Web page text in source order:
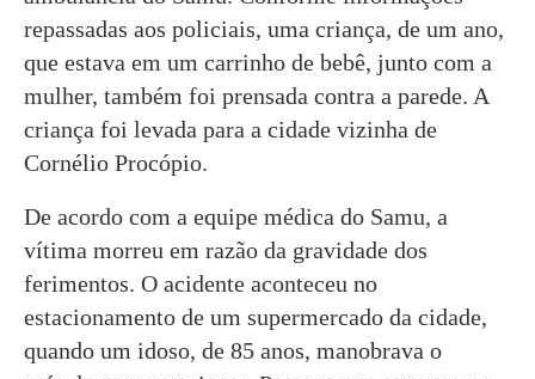
repassadas aos policiais, uma criança, de um ano,
que estava em um carrinho de bebê, junto com a
mulher, também foi prensada contra a parede. A
criança foi levada para a cidade vizinha de
Cornélio Procópio.
De acordo com a equipe médica do Samu, a
vítima morreu em razão da gravidade dos
ferimentos. O acidente aconteceu no
estacionamento de um supermercado da cidade,
quando um idoso, de 85 anos, manobrava o